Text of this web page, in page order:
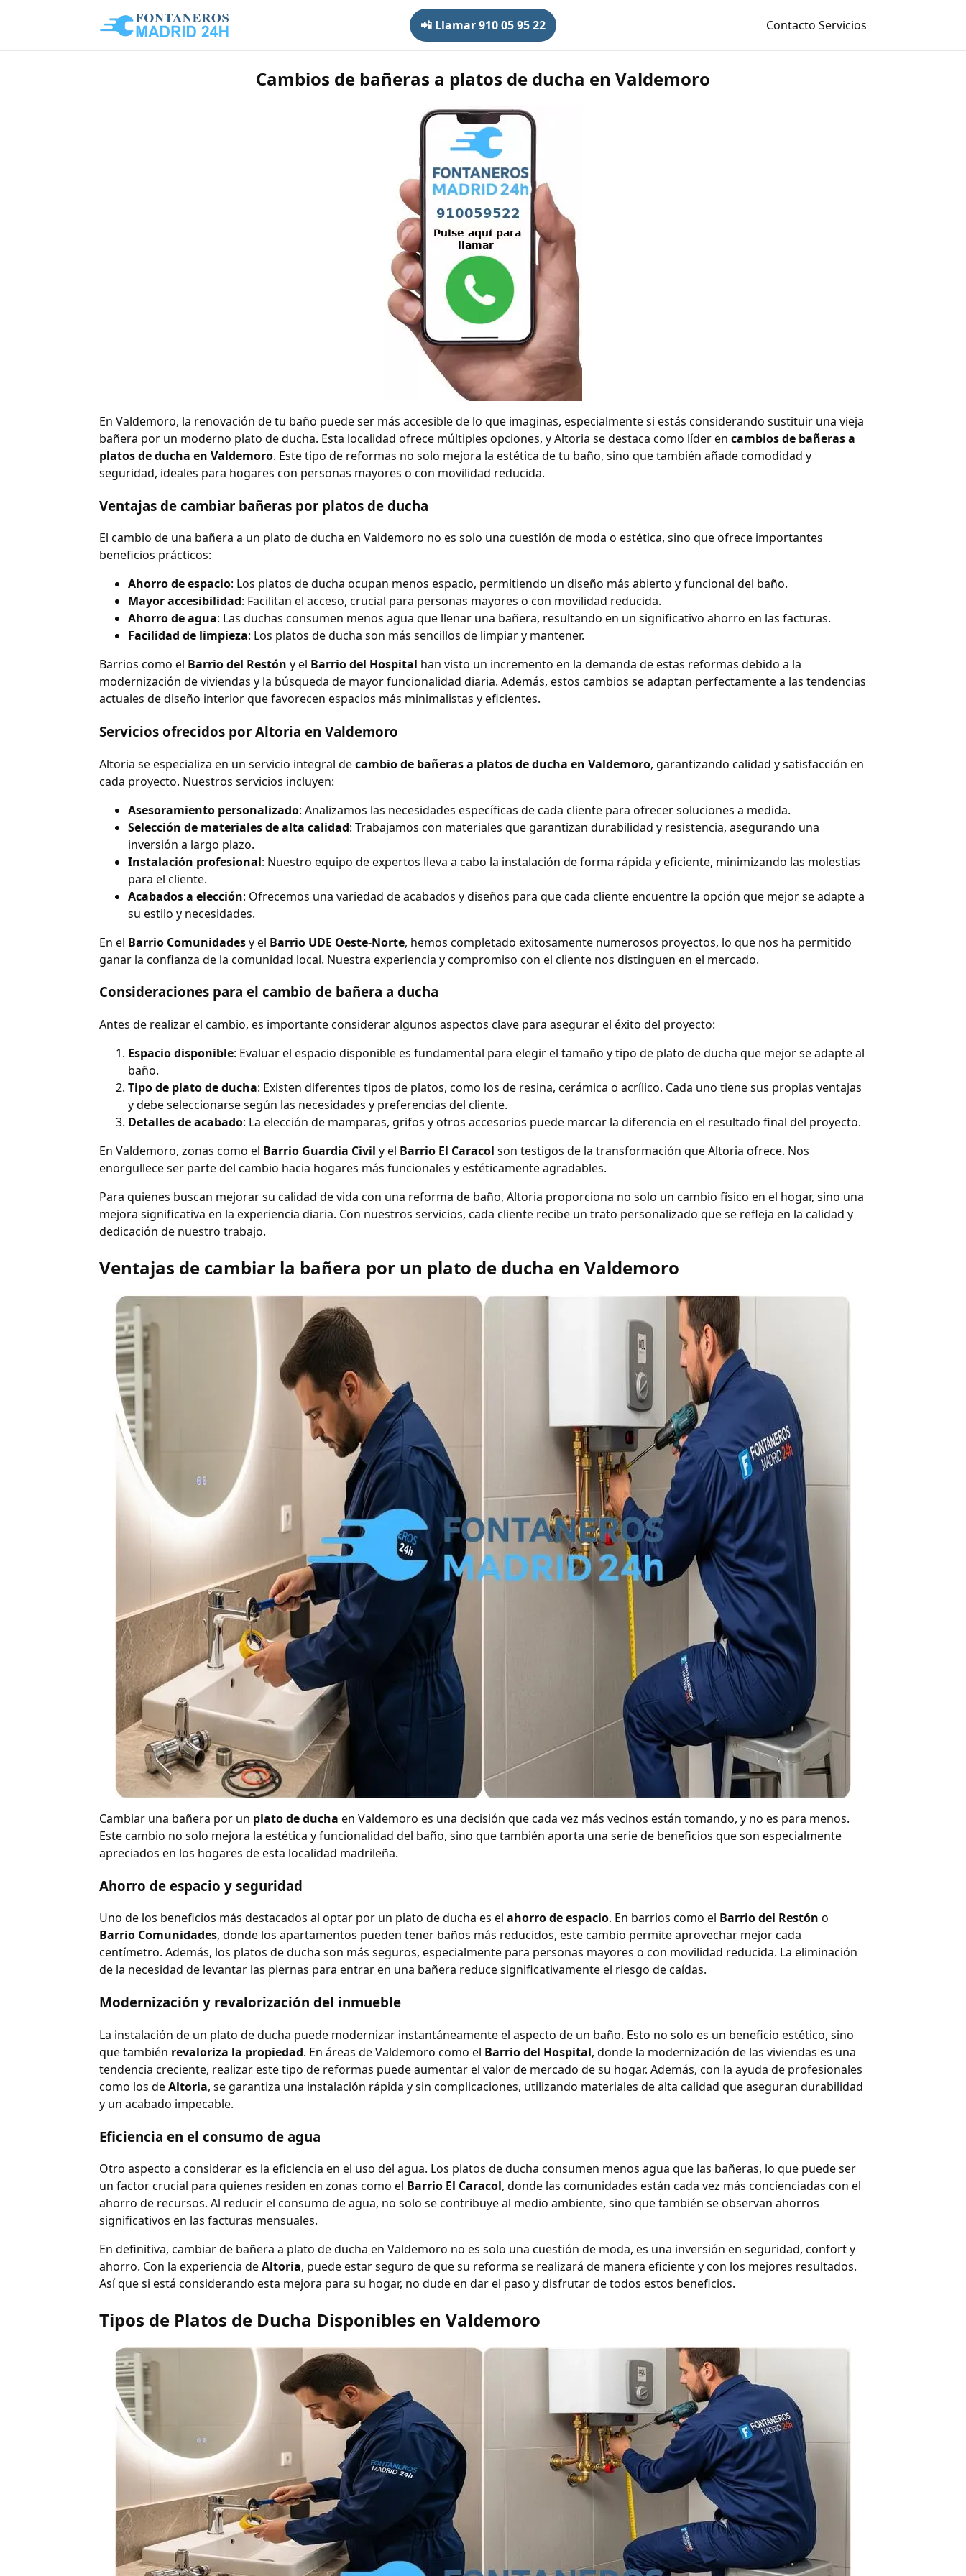
📲 Llamar 910 05 95 22 Contacto Servicios
Cambios de bañeras a platos de ducha en Valdemoro
En Valdemoro, la renovación de tu baño puede ser más accesible de lo que imaginas, especialmente si estás considerando sustituir una vieja
bañera por un moderno plato de ducha. Esta localidad ofrece múltiples opciones, y Altoria se destaca como líder en cambios de bañeras a
platos de ducha en Valdemoro. Este tipo de reformas no solo mejora la estética de tu baño, sino que también añade comodidad y
seguridad, ideales para hogares con personas mayores o con movilidad reducida.
Ventajas de cambiar bañeras por platos de ducha
El cambio de una bañera a un plato de ducha en Valdemoro no es solo una cuestión de moda o estética, sino que ofrece importantes
beneficios prácticos:
Ahorro de espacio: Los platos de ducha ocupan menos espacio, permitiendo un diseño más abierto y funcional del baño.
Mayor accesibilidad: Facilitan el acceso, crucial para personas mayores o con movilidad reducida.
Ahorro de agua: Las duchas consumen menos agua que llenar una bañera, resultando en un significativo ahorro en las facturas.
Facilidad de limpieza: Los platos de ducha son más sencillos de limpiar y mantener.
Barrios como el Barrio del Restón y el Barrio del Hospital han visto un incremento en la demanda de estas reformas debido a la
modernización de viviendas y la búsqueda de mayor funcionalidad diaria. Además, estos cambios se adaptan perfectamente a las tendencias
actuales de diseño interior que favorecen espacios más minimalistas y eficientes.
Servicios ofrecidos por Altoria en Valdemoro
Altoria se especializa en un servicio integral decambio de bañeras a platos de ducha en Valdemoro, garantizando calidad y satisfacción en
cada proyecto. Nuestros servicios incluyen:
Asesoramiento personalizado: Analizamos las necesidades específicas de cada cliente para ofrecer soluciones a medida.
Selección de materiales de alta calidad: Trabajamos con materiales que garantizan durabilidad y resistencia, asegurando una
inversión a largo plazo.
Instalación profesional: Nuestro equipo de expertos lleva a cabo la instalación de forma rápida y eficiente, minimizando las molestias
para el cliente.
Acabados a elección: Ofrecemos una variedad de acabados y diseños para que cada cliente encuentre la opción que mejor se adapte a
su estilo y necesidades.
En el Barrio Comunidadesy el Barrio UDE Oeste-Norte, hemos completado exitosamente numerosos proyectos, lo que nos ha permitido
ganar la confianza de la comunidad local. Nuestra experiencia y compromiso con el cliente nos distinguen en el mercado.
Consideraciones para el cambio de bañera a ducha
Antes de realizar el cambio, es importante considerar algunos aspectos clave para asegurar el éxito del proyecto:
Espacio disponible: Evaluar el espacio disponible es fundamental para elegir el tamaño y tipo de plato de ducha que mejor se adapte al
baño.
Tipo de plato de ducha: Existen diferentes tipos de platos, como los de resina, cerámica o acrílico. Cada uno tiene sus propias ventajas
y debe seleccionarse según las necesidades y preferencias del cliente.
Detalles de acabado: La elección de mamparas, grifos y otros accesorios puede marcar la diferencia en el resultado final del proyecto.
En Valdemoro, zonas como el Barrio Guardia Civil y el Barrio El Caracol son testigos de la transformación que Altoria ofrece. Nos
enorgullece ser parte del cambio hacia hogares más funcionales y estéticamente agradables.
Para quienes buscan mejorar su calidad de vida con una reforma de baño, Altoria proporciona no solo un cambio físico en el hogar, sino una
mejora significativa en la experiencia diaria. Con nuestros servicios, cada cliente recibe un trato personalizado que se refleja en la calidad y
dedicación de nuestro trabajo.
Ventajas de cambiar la bañera por un plato de ducha en Valdemoro
Cambiar una bañera por un plato de ducha en Valdemoro es una decisión que cada vez más vecinos están tomando, y no es para menos.
Este cambio no solo mejora la estética y funcionalidad del baño, sino que también aporta una serie de beneficios que son especialmente
apreciados en los hogares de esta localidad madrileña.
Ahorro de espacio y seguridad
Uno de los beneficios más destacados al optar por un plato de ducha es el ahorro de espacio. En barrios como el Barrio del Restón o
Barrio Comunidades, donde los apartamentos pueden tener baños más reducidos, este cambio permite aprovechar mejor cada
centímetro. Además, los platos de ducha son más seguros, especialmente para personas mayores o con movilidad reducida. La eliminación
de la necesidad de levantar las piernas para entrar en una bañera reduce significativamente el riesgo de caídas.
Modernización y revalorización del inmueble
La instalación de un plato de ducha puede modernizar instantáneamente el aspecto de un baño. Esto no solo es un beneficio estético, sino
que también revaloriza la propiedad. En áreas de Valdemoro como el Barrio del Hospital, donde la modernización de las viviendas es una
tendencia creciente, realizar este tipo de reformas puede aumentar el valor de mercado de su hogar. Además, con la ayuda de profesionales
como los deAltoria, se garantiza una instalación rápida y sin complicaciones, utilizando materiales de alta calidad que aseguran durabilidad
y un acabado impecable.
Eficiencia en el consumo de agua
Otro aspecto a considerar es la eficiencia en el uso del agua. Los platos de ducha consumen menos agua que las bañeras, lo que puede ser
un factor crucial para quienes residen en zonas como el Barrio El Caracol, donde las comunidades están cada vez más concienciadas con el
ahorro de recursos. Al reducir el consumo de agua, no solo se contribuye al medio ambiente, sino que también se observan ahorros
significativos en las facturas mensuales.
En definitiva, cambiar de bañera a plato de ducha en Valdemoro no es solo una cuestión de moda, es una inversión en seguridad, confort y
ahorro. Con la experiencia deAltoria, puede estar seguro de que su reforma se realizará de manera eficiente y con los mejores resultados.
Así que si está considerando esta mejora para su hogar, no dude en dar el paso y disfrutar de todos estos beneficios.
Tipos de Platos de Ducha Disponibles en Valdemoro